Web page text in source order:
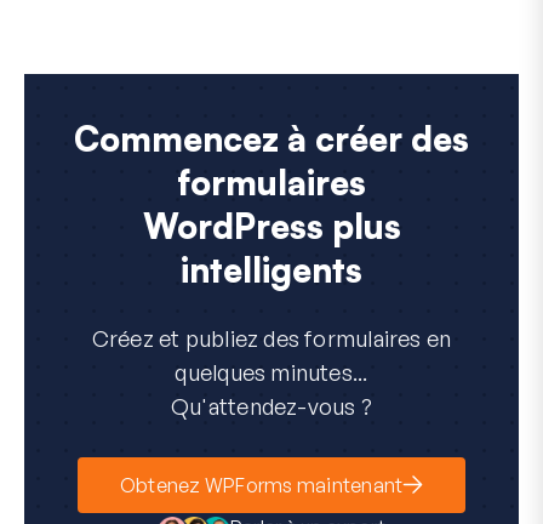
Commencez à créer des
formulaires
WordPress plus
intelligents
Créez et publiez des formulaires en
quelques minutes...
Qu'attendez-vous ?
Obtenez WPForms maintenant